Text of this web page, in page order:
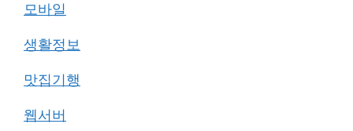
모바일
생활정보
맛집기행
웹서버